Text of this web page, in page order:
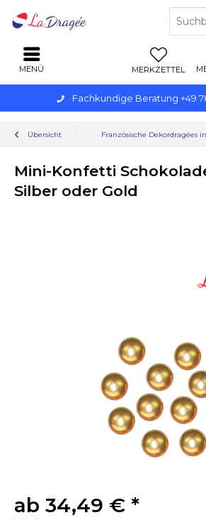
Fachkundige Beratung +49
MERKZETTEL
MENÜ
Übersicht Französische Dekordragées
Mini-Konfetti
Silber oder Gold
ab 34,49 € *